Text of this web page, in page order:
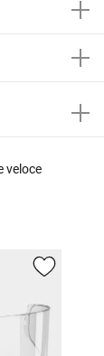
veloce